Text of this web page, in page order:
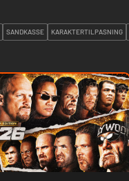
SANDKASSE KARAKTERTILPASNING